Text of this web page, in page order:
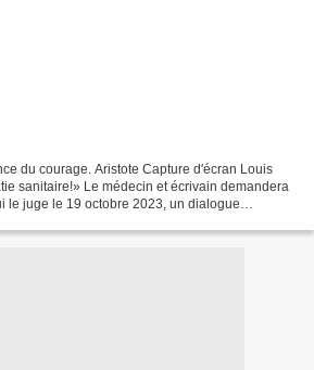
du courage. Aristote Capture d'écran Louis
sanitaire!» Le médecin et écrivain demandera
le juge le 19 octobre 2023, un dialogue